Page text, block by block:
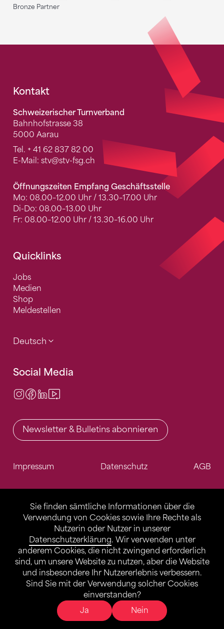
Sie finden sämtliche Informationen über die
Verwendung von Cookies sowie Ihre Rechte als
Nutzerin oder Nutzer in unserer
Datenschutzerklärung. Wir verwenden unter
anderem Cookies, die nicht zwingend erforderlich
sind, um unsere Website zu nutzen, aber die Website
und insbesondere Ihr Nutzererlebnis verbessern.
Sind Sie mit der Verwendung solcher Cookies
einverstanden?
Ja
Nein
Bronze Partner
Fusszeile
Kontakt
Schweizerischer Turnverband
Bahnhofstrasse 38
5000 Aarau
Tel. + 41 62 837 82 00
E-Mail: stv@stv-fsg.ch
Öffnungszeiten Empfang Geschäftsstelle
Mo: 08.00–12.00 Uhr / 13.30–17.00 Uhr
Di-Do: 08.00–13.00 Uhr
Fr: 08.00–12.00 Uhr / 13.30–16.00 Uhr
Quicklinks
Jobs
Medien
Shop
Meldestellen
Deutsch
Social Media
Instagram
Facebook
LinkedIn
Newsletter & Bulletins abonnieren
Impressum Datenschutz AGB